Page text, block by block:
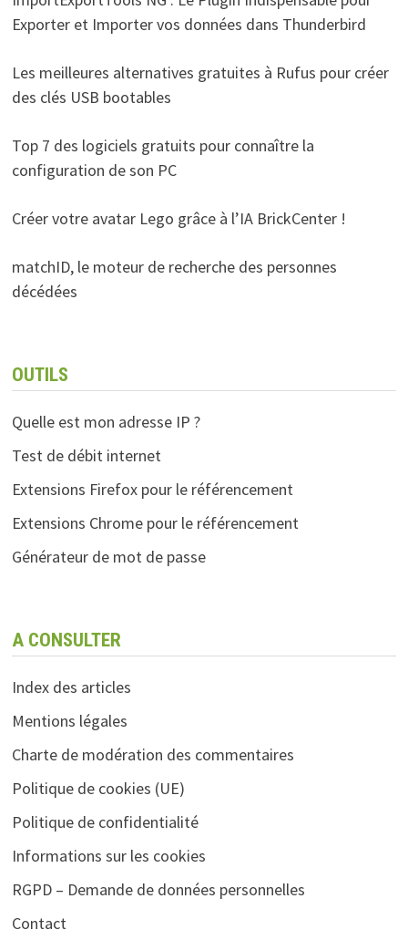
Exporter et Importer vos données dans Thunderbird
Les meilleures alternatives gratuites à Rufus pour créer
des clés USB bootables
Top 7 des logiciels gratuits pour connaître la
configuration de son PC
Créer votre avatar Lego grâce à l’IA BrickCenter !
matchID, le moteur de recherche des personnes
décédées
OUTILS
Quelle est mon adresse IP ?
Test de débit internet
Extensions Firefox pour le référencement
Extensions Chrome pour le référencement
Générateur de mot de passe
A CONSULTER
Index des articles
Mentions légales
Charte de modération des commentaires
Politique de cookies (UE)
Politique de confidentialité
Informations sur les cookies
RGPD – Demande de données personnelles
Contact